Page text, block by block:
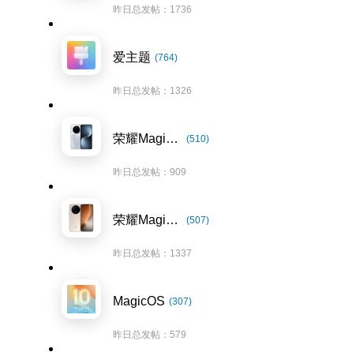
昨日总发帖：1736
爱主题 (764)
昨日总发帖：1326
荣耀Magic7系列 (510)
昨日总发帖：909
荣耀Magic8系列 (507)
昨日总发帖：1337
MagicOS (307)
昨日总发帖：579